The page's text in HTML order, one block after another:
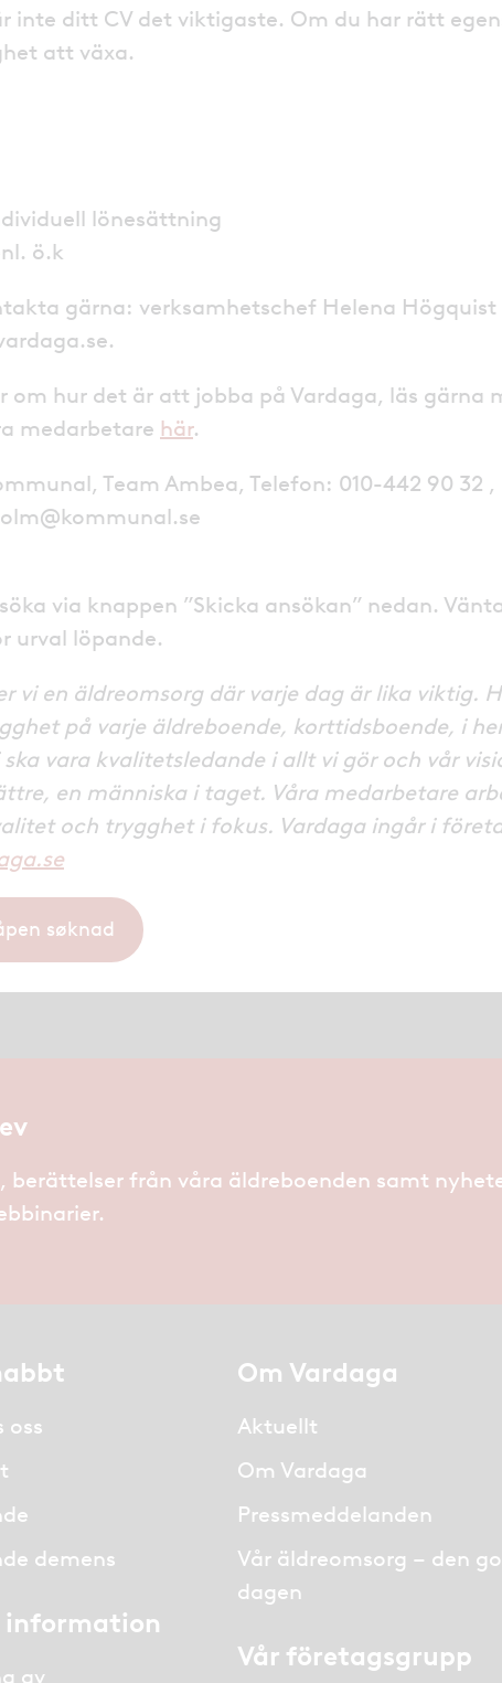
inte ditt CV det viktigaste. Om du har rätt
att växa.
lönesättning
ö.k
gärna: verksamhetschef Helena Högquist
om hur det är att jobba på Vardaga, läs gärna
medarbetare här.
Team Ambea, Telefon: 010-442 90 32 ,
via knappen ”Skicka ansökan” nedan.
urval löpande.
vi en äldreomsorg där varje dag är lika viktig.
på varje äldreboende, korttidsboende, i
vara kvalitetsledande i allt vi gör och vår
en människa i taget. Våra medarbetare
och trygghet i fokus. Vardaga ingår i
søknad
berättelser från våra äldreboenden samt
oss
demens
information
av
Om Vardaga
Aktuellt
Om Vardaga
Pressmeddelanden
Vår äldreomsorg – den
dagen
Vår företagsgrupp